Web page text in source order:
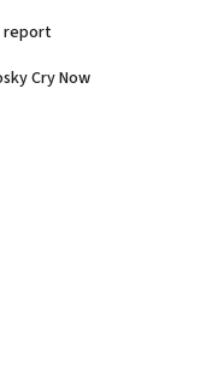
report
Cry Now